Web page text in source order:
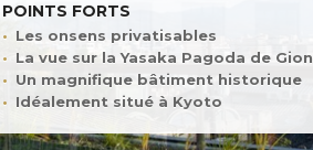
POINTS FORTS
Les onsens privatisables
La vue sur la Yasaka Pagoda de Gion
Un magnifique bâtiment historique
Idéalement situé à Kyoto